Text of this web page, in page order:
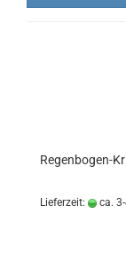
Regenbogen-
Lieferzeit: ca.